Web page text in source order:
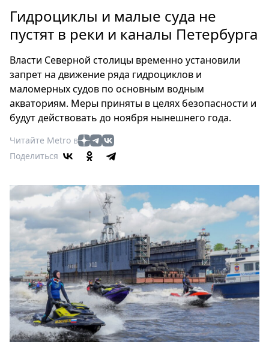
Россия
Мир
Еда
Туризм
Мода
Театр
Кино
Афиша
Выставки
Пресс-
релизы
О
Metro
Стримы
Спецпроекты
Звезды
Выборы
2026
Скачай
Гидроциклы и малые суда не
пустят в реки и каналы Петербурга
Власти Северной столицы временно установили
запрет на движение ряда гидроциклов и
маломерных судов по основным водным
акваториям. Меры приняты в целях безопасности и
будут действовать до ноября нынешнего года.
Читайте Metro в
Поделиться